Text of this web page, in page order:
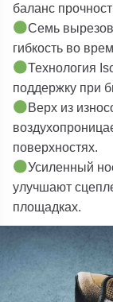
баланс
Семь
гибкость во
Технология
поддержку при
Верх из
поверхностях.
Усиленный
улучшают
площадках.